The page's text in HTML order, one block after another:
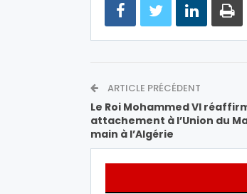
ARTICLE PRÉCÉDENT
Le Roi Mohammed VI
attachement à l’Union du
main à l’Algérie